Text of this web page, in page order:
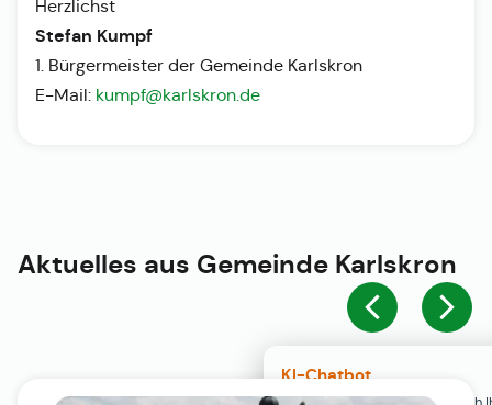
KI-Chatbot
Herzlichst
Stefan Kumpf
1. Bürgermeister der Gemeinde Karlskron
E-Mail: kumpf@karlskron.de
Aktuelles aus Gemeinde Karlskron